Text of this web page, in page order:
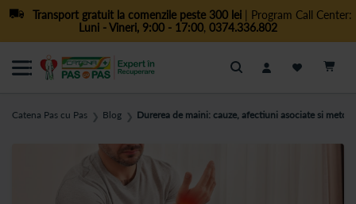
Transport gratuit la comenzile peste 300 lei| Program Call Center:
Luni - Vineri, 9:00 - 17:00, 0374.336.802
Cautare
Catena Pas cu Pas ❯ Blog ❯ Durerea de maini: cauze, afectiuni asociate si